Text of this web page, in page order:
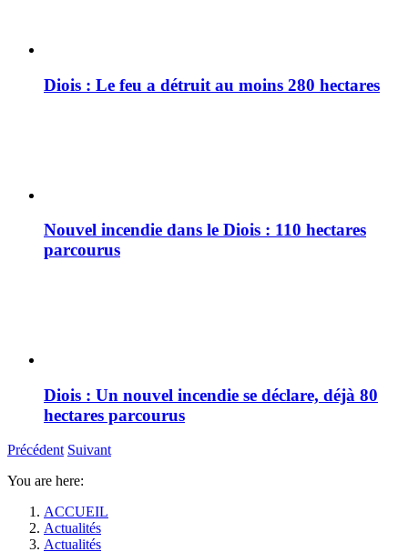
Diois : Le feu a détruit au moins 280 hectares
Nouvel incendie dans le Diois : 110 hectares
parcourus
Diois : Un nouvel incendie se déclare, déjà 80
hectares parcourus
Précédent Suivant
You are here:
ACCUEIL
Actualités
Actualités